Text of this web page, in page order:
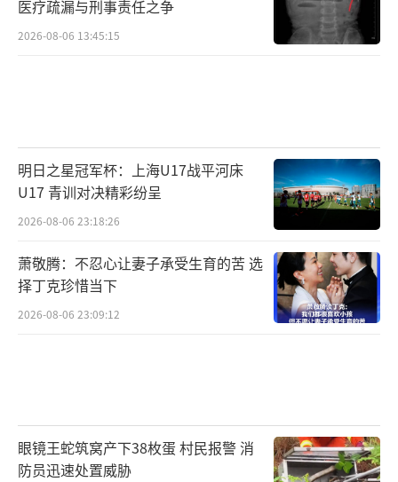
医疗疏漏与刑事责任之争
2026-08-06 13:45:15
明日之星冠军杯：上海U17战平河床
U17 青训对决精彩纷呈
2026-08-06 23:18:26
萧敬腾：不忍心让妻子承受生育的苦 选
择丁克珍惜当下
2026-08-06 23:09:12
眼镜王蛇筑窝产下38枚蛋 村民报警 消
防员迅速处置威胁